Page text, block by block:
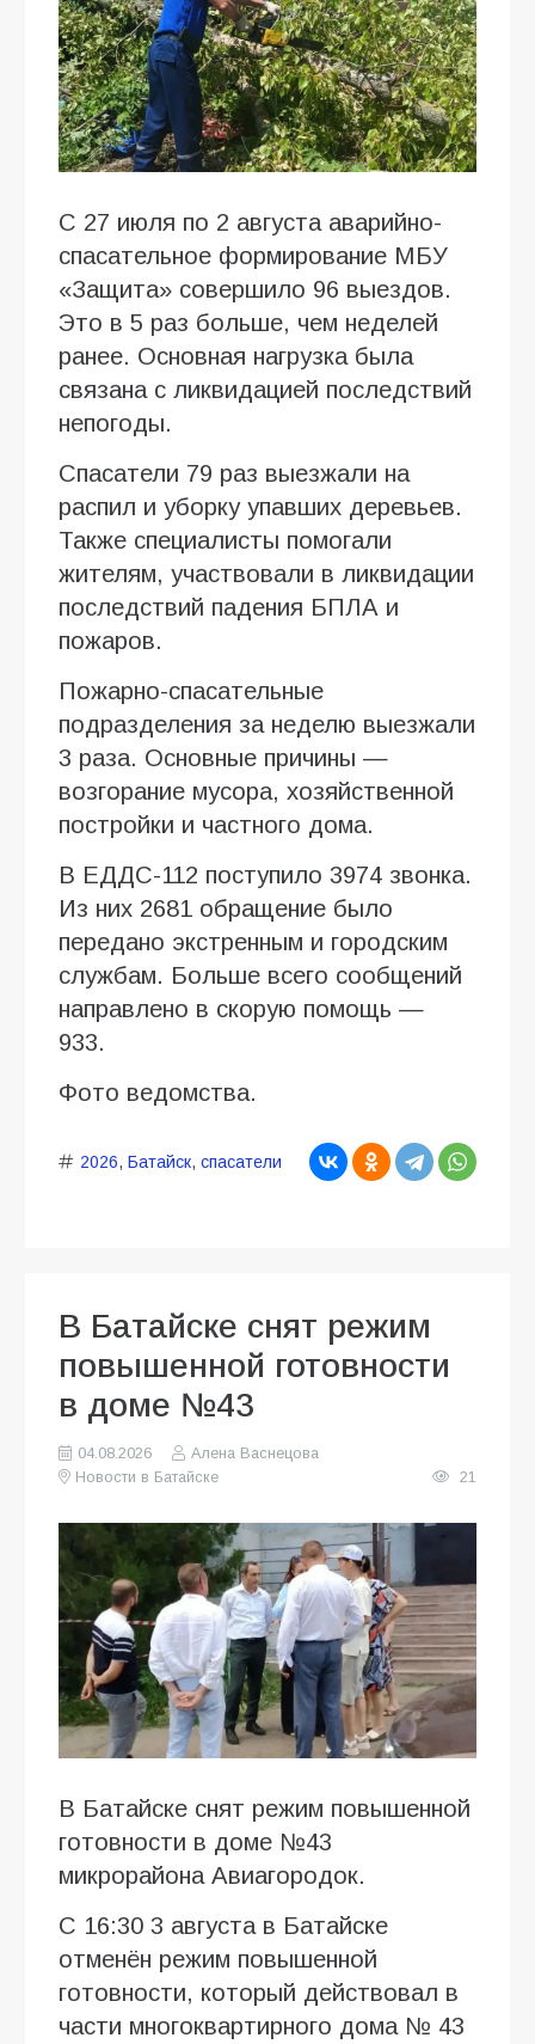
С 27 июля по 2 августа аварийно-
спасательное формирование МБУ
«Защита» совершило 96 выездов.
Это в 5 раз больше, чем неделей
ранее. Основная нагрузка была
связана с ликвидацией последствий
непогоды.
Спасатели 79 раз выезжали на
распил и уборку упавших деревьев.
Также специалисты помогали
жителям, участвовали в ликвидации
последствий падения БПЛА и
пожаров.
Пожарно-спасательные
подразделения за неделю выезжали
3 раза. Основные причины —
возгорание мусора, хозяйственной
постройки и частного дома.
В ЕДДС-112 поступило 3974 звонка.
Из них 2681 обращение было
передано экстренным и городским
службам. Больше всего сообщений
направлено в скорую помощь —
933.
Фото ведомства.
2026, Батайск, спасатели
В Батайске снят режим
повышенной готовности
в доме №43
04.08.2026
Алена Васнецова
Новости в Батайске
21
В Батайске снят режим повышенной
готовности в доме №43
микрорайона Авиагородок.
С 16:30 3 августа в Батайске
отменён режим повышенной
готовности, который действовал в
части многоквартирного дома № 43